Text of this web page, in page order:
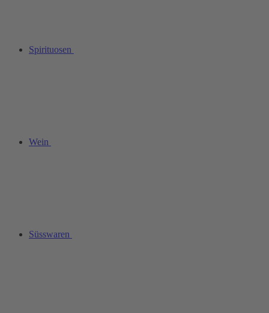
Spirituosen
Wein
Süsswaren